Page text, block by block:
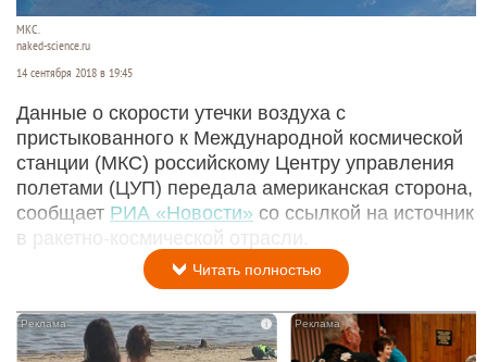
МКС.
naked-science.ru
14 сентября 2018 в 19:45
Данные о скорости утечки воздуха с
пристыкованного к Международной космической
станции (МКС) российскому Центру управления
полетами (ЦУП) передала американская сторона,
сообщает РИА «Новости» со ссылкой на источник
в ракетно-космической отрасли.
Читать полностью
i